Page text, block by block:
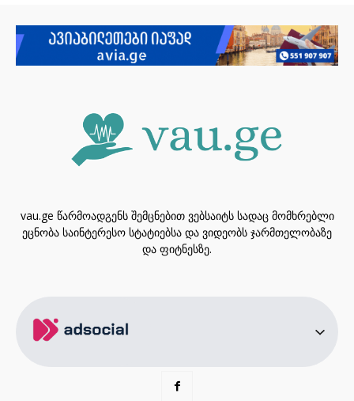
vau.ge წარმოადგენს შემცნებით ვებსაიტს სადაც მომხრებლი
ეცნობა საინტერესო სტატიებსა და ვიდეობს ჯარმთელობაზე
და ფიტნესზე.